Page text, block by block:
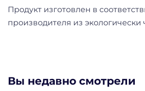
Продукт изготовлен в
производителя из экологически
Вы недавно смотрели